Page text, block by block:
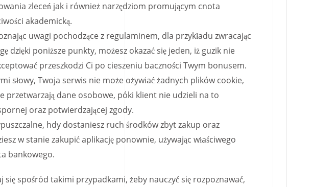
zleceń jak i również narzędziom promującym cnota
akademicką.
uwagi pochodzące z regulaminem, dla przykładu zwracając
dzięki poniższe punkty, możesz okazać się jeden, iż guzik nie
przeszkodzi Ci po cieszeniu baczności Twym bonusem.
słowy, Twoja serwis nie może ożywiać żadnych plików cookie,
przetwarzają dane osobowe, póki klient nie udzieli na to
oraz potwierdzającej zgody.
hdy dostaniesz ruch środków zbyt zakup oraz
w stanie zakupić aplikację ponownie, używając właściwego
bankowego.
się spośród takimi przypadkami, żeby nauczyć się rozpoznawać,